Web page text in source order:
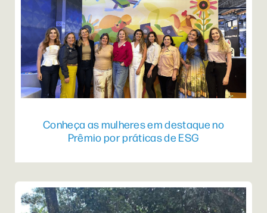
Conheça as mulheres em destaque no
Prêmio por práticas de ESG